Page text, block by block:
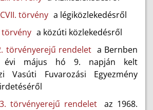
törvény a légiközlekedésről
törvény a közúti közlekedésről
törvényerejű rendelet a Bernben
évi május hó 9. napján kelt
Vasúti Fuvarozási Egyezmény
törvényerejű rendelet
az 1968.